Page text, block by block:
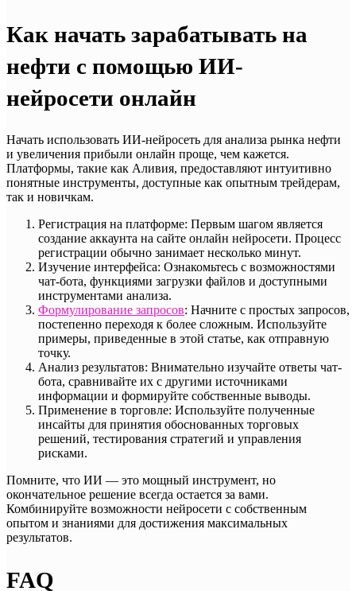
Как начать зарабатывать на
нефти с помощью ИИ-
нейросети онлайн
Начать использовать ИИ-нейросеть для анализа рынка нефти
и увеличения прибыли онлайн проще, чем кажется.
Платформы, такие как Аливия, предоставляют интуитивно
понятные инструменты, доступные как опытным трейдерам,
так и новичкам.
Регистрация на платформе: Первым шагом является
создание аккаунта на сайте онлайн нейросети. Процесс
регистрации обычно занимает несколько минут.
Изучение интерфейса: Ознакомьтесь с возможностями
чат-бота, функциями загрузки файлов и доступными
инструментами анализа.
Формулирование запросов: Начните с простых запросов,
постепенно переходя к более сложным. Используйте
примеры, приведенные в этой статье, как отправную
точку.
Анализ результатов: Внимательно изучайте ответы чат-
бота, сравнивайте их с другими источниками
информации и формируйте собственные выводы.
Применение в торговле: Используйте полученные
инсайты для принятия обоснованных торговых
решений, тестирования стратегий и управления
рисками.
Помните, что ИИ — это мощный инструмент, но
окончательное решение всегда остается за вами.
Комбинируйте возможности нейросети с собственным
опытом и знаниями для достижения максимальных
результатов.
FAQ